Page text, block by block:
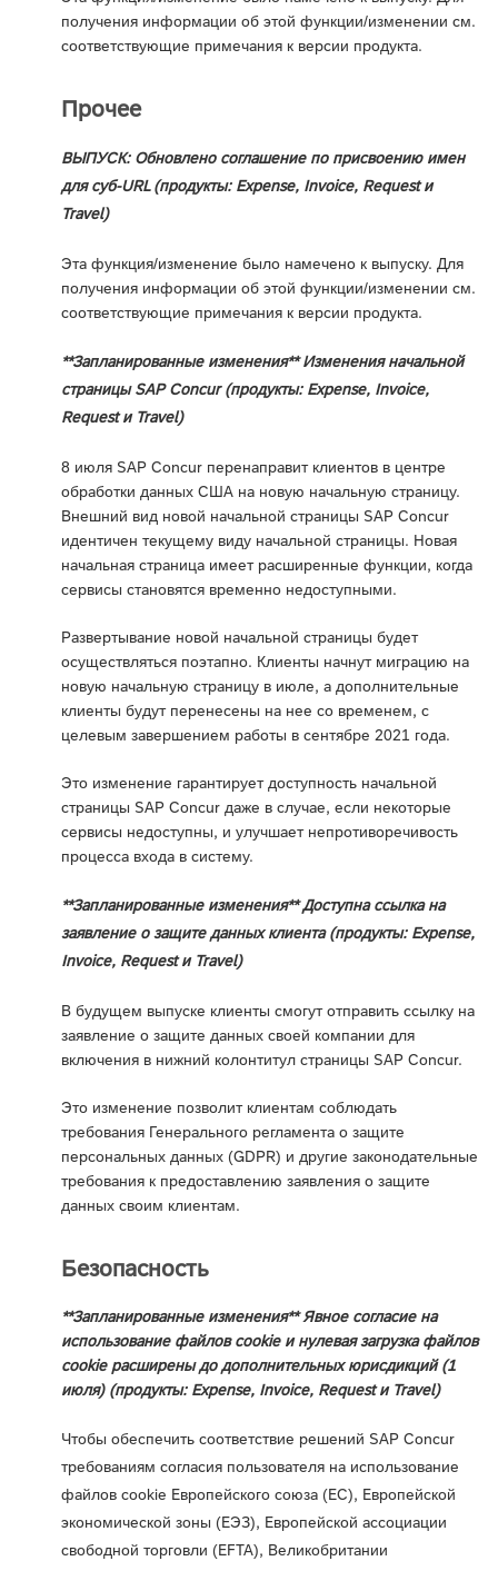
получения информации об этой функции/изменении см.
соответствующие примечания к версии продукта.
Прочее
ВЫПУСК: Обновлено соглашение по присвоению имен
для суб-URL (продукты: Expense, Invoice, Request и
Travel)
Эта функция/изменение было намечено к выпуску. Для
получения информации об этой функции/изменении см.
соответствующие примечания к версии продукта.
**Запланированные изменения** Изменения начальной
страницы SAP Concur (продукты: Expense, Invoice,
Request и Travel)
8 июля SAP Concur перенаправит клиентов в центре
обработки данных США на новую начальную страницу.
Внешний вид новой начальной страницы SAP Concur
идентичен текущему виду начальной страницы. Новая
начальная страница имеет расширенные функции, когда
сервисы становятся временно недоступными.
Развертывание новой начальной страницы будет
осуществляться поэтапно. Клиенты начнут миграцию на
новую начальную страницу в июле, а дополнительные
клиенты будут перенесены на нее со временем, с
целевым завершением работы в сентябре 2021 года.
Это изменение гарантирует доступность начальной
страницы SAP Concur даже в случае, если некоторые
сервисы недоступны, и улучшает непротиворечивость
процесса входа в систему.
**Запланированные изменения** Доступна ссылка на
заявление о защите данных клиента (продукты: Expense,
Invoice, Request и Travel)
В будущем выпуске клиенты смогут отправить ссылку на
заявление о защите данных своей компании для
включения в нижний колонтитул страницы SAP Concur.
Это изменение позволит клиентам соблюдать
требования Генерального регламента о защите
персональных данных (GDPR) и другие законодательные
требования к предоставлению заявления о защите
данных своим клиентам.
Безопасность
**Запланированные изменения** Явное согласие на
использование файлов cookie и нулевая загрузка файлов
cookie расширены до дополнительных юрисдикций (1
июля) (продукты: Expense, Invoice, Request и Travel)
Чтобы обеспечить соответствие решений SAP Concur
требованиям согласия пользователя на использование
файлов cookie Европейского союза (ЕС), Европейской
экономической зоны (ЕЭЗ), Европейской ассоциации
свободной торговли (EFTA), Великобритании